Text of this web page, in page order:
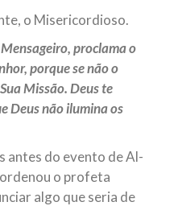
Ibn Al-Hussein
o Misericordioso! Diante da
do quarto Imam dos
Ibn Ali Ibn Abi Táleb
(Formosura
o Misericordioso.
Mensageiro, proclama o
porque se não o
Missão. Deus te
Deus não ilumina os
antes do evento de Al-
ordenou o profeta
algo que seria de